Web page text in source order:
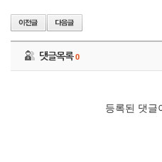
댓글목록0
등록된 댓글